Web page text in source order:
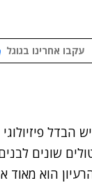
עקבו אחרינו בגוגל
נתקלנו בבעיה
הבדל
שונים
הוא מאוד